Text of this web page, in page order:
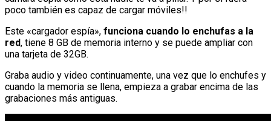
poco también es capaz de cargar móviles!!
Este «cargador espía», funciona cuando lo enchufas a la
red, tiene 8 GB de memoria interno y se puede ampliar con
una tarjeta de 32GB.
Graba audio y video continuamente, una vez que lo enchufes y
cuando la memoria se llena, empieza a grabar encima de las
grabaciones más antiguas.